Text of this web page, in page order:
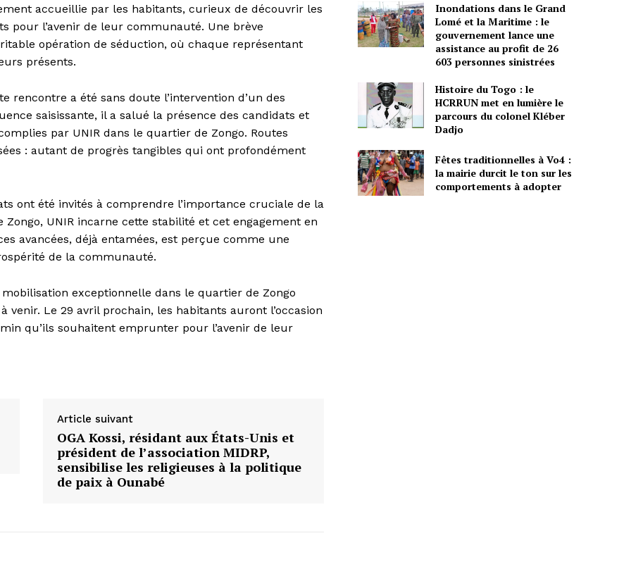
accueillie par les habitants, curieux de découvrir les
pour l’avenir de leur communauté. Une brève
opération de séduction, où chaque représentant
présents.
a été sans doute l’intervention d’un des
saisissante, il a salué la présence des candidats et
par UNIR dans le quartier de Zongo. Routes
: autant de progrès tangibles qui ont profondément
ont été invités à comprendre l’importance cruciale de la
UNIR incarne cette stabilité et cet engagement en
avancées, déjà entamées, est perçue comme une
de la communauté.
exceptionnelle dans le quartier de Zongo
Le 29 avril prochain, les habitants auront l’occasion
qu’ils souhaitent emprunter pour l’avenir de leur
Article suivant
OGA Kossi, résidant aux États-Unis et
président de l’association MIDRP,
sensibilise les religieuses à la politique
de paix à Ounabé
Inondations dans le Grand
Lomé et la Maritime : le
gouvernement lance une
assistance au profit de 26
603 personnes sinistrées
Histoire du Togo : le
HCRRUN met en lumière le
parcours du colonel Kléber
Dadjo
Fêtes traditionnelles à Vo4 :
la mairie durcit le ton sur les
comportements à adopter